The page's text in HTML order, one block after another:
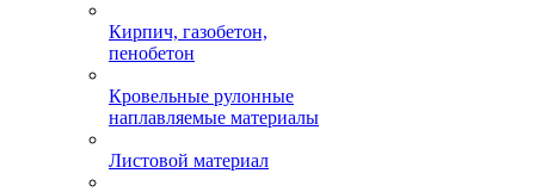
Кирпич, газобетон,
пенобетон
Кровельные рулонные
наплавляемые материалы
Листовой материал